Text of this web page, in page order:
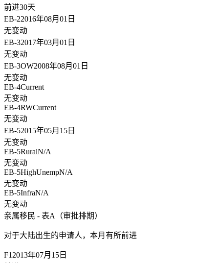
前进30天
EB-22016年08月01日
无变动
EB-32017年03月01日
无变动
EB-3OW2008年08月01日
无变动
EB-4Current
无变动
EB-4RWCurrent
无变动
EB-52015年05月15日
无变动
EB-5RuralN/A
无变动
EB-5HighUnempN/A
无变动
EB-5InfraN/A
无变动
亲属移民 - 表A（审批排期）
对于大陆出生的申请人， 本月有所前进
F1 2013年07月15日